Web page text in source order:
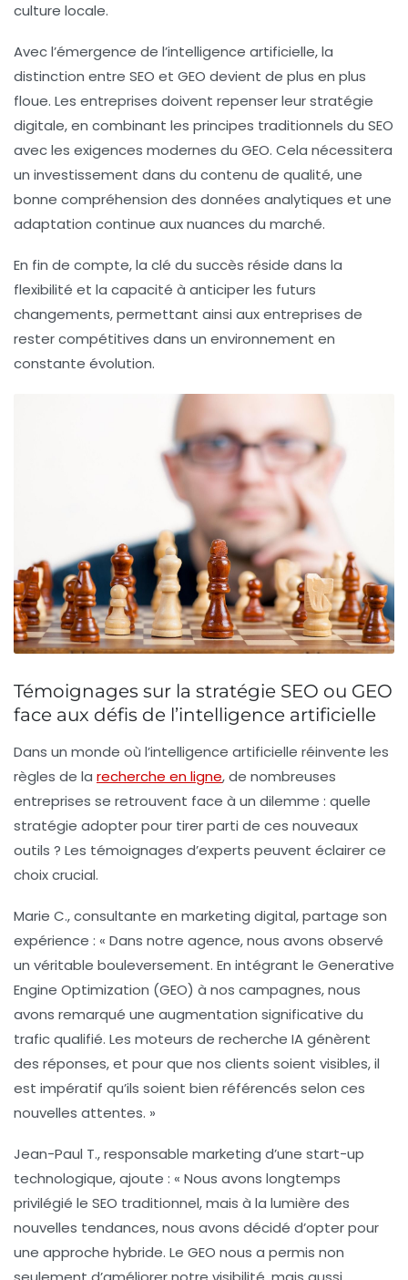
culture locale.
Avec l’émergence de l’intelligence artificielle, la
distinction entre SEO et GEO devient de plus en plus
floue. Les entreprises doivent repenser leur stratégie
digitale, en combinant les principes traditionnels du SEO
avec les exigences modernes du GEO. Cela nécessitera
un investissement dans du contenu de qualité, une
bonne compréhension des données analytiques et une
adaptation continue aux nuances du marché.
En fin de compte, la clé du succès réside dans la
flexibilité et la capacité à anticiper les futurs
changements, permettant ainsi aux entreprises de
rester compétitives dans un environnement en
constante évolution.
Témoignages sur la stratégie SEO ou GEO
face aux défis de l’intelligence artificielle
Dans un monde où l’intelligence artificielle réinvente les
règles de la recherche en ligne, de nombreuses
entreprises se retrouvent face à un dilemme : quelle
stratégie adopter pour tirer parti de ces nouveaux
outils ? Les témoignages d’experts peuvent éclairer ce
choix crucial.
Marie C., consultante en marketing digital, partage son
expérience : « Dans notre agence, nous avons observé
un véritable bouleversement. En intégrant le Generative
Engine Optimization (GEO) à nos campagnes, nous
avons remarqué une augmentation significative du
trafic qualifié. Les moteurs de recherche IA génèrent
des réponses, et pour que nos clients soient visibles, il
est impératif qu’ils soient bien référencés selon ces
nouvelles attentes. »
Jean-Paul T., responsable marketing d’une start-up
technologique, ajoute : « Nous avons longtemps
privilégié le SEO traditionnel, mais à la lumière des
nouvelles tendances, nous avons décidé d’opter pour
une approche hybride. Le GEO nous a permis non